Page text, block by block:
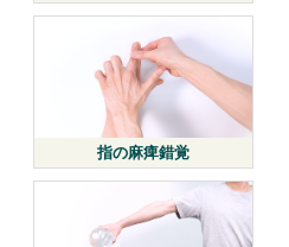
指の麻痺錯覚